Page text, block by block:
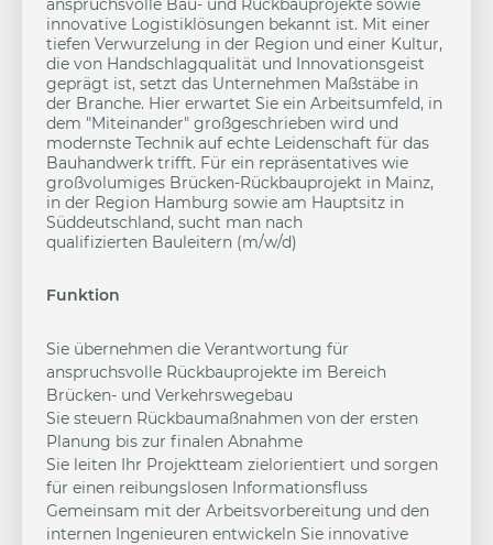
anspruchsvolle Bau- und Rückbauprojekte sowie
innovative Logistiklösungen bekannt ist. Mit einer
tiefen Verwurzelung in der Region und einer Kultur,
die von Handschlagqualität und Innovationsgeist
geprägt ist, setzt das Unternehmen Maßstäbe in
der Branche. Hier erwartet Sie ein Arbeitsumfeld, in
dem "Miteinander" großgeschrieben wird und
modernste Technik auf echte Leidenschaft für das
Bauhandwerk trifft. Für ein repräsentatives wie
großvolumiges Brücken-Rückbauprojekt in Mainz,
in der Region Hamburg sowie am Hauptsitz in
Süddeutschland, sucht man nach
qualifizierten Bauleitern (m/w/d)
Funktion
Sie übernehmen die Verantwortung für
anspruchsvolle Rückbauprojekte im Bereich
Brücken- und Verkehrswegebau
Sie steuern Rückbaumaßnahmen von der ersten
Planung bis zur finalen Abnahme
Sie leiten Ihr Projektteam zielorientiert und sorgen
für einen reibungslosen Informationsfluss
Gemeinsam mit der Arbeitsvorbereitung und den
internen Ingenieuren entwickeln Sie innovative